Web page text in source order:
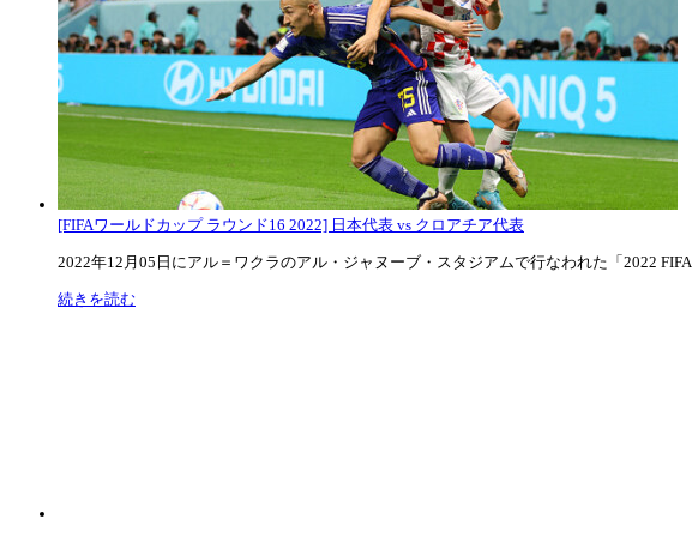
[FIFAワールドカップ ラウンド16 2022] 日本代表 vs クロアチア代表
2022年12月05日にアル＝ワクラのアル・ジャヌーブ・スタジアムで行なわれた「2022
続きを読む